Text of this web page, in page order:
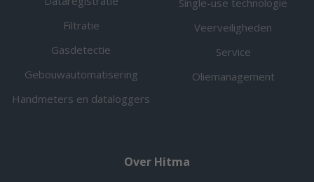
Filtratie
Gasdetectie
Gebouwautomatisering
Handmeters en dataloggers
Single-use technologie
Veerveiligheden
Service
Oliemanagement
Over Hitma